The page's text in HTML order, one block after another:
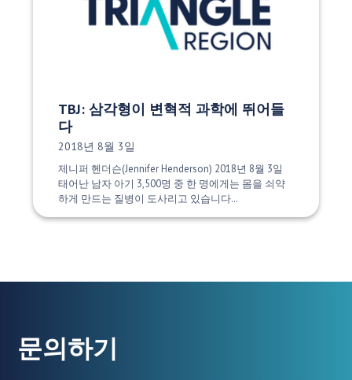
TBJ: 삼각형이 변혁적 과학에 뛰어들
다
게시 날짜:
2018년 8월 3일
제니퍼 헨더슨(Jennifer Henderson) 2018년 8월 3일
태어난 남자 아기 3,500명 중 한 명에게는 몸을 쇠약
하게 만드는 질병이 도사리고 있습니다…
문의하기